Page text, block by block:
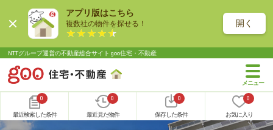
アプリ版はこちら
複数社の物件を探せる！ 開く
NTTグループ運営の不動産総合サイト goo住宅・不動産
0
最近検索した条件
0
最近見た物件
0
保存した条件
0
お気に入り